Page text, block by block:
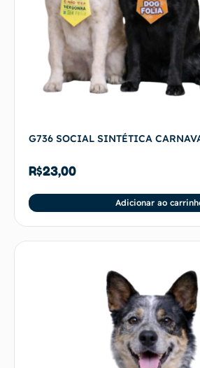
G736 SOCIAL SINTÉTICA
R$23,00
Adicionar ao